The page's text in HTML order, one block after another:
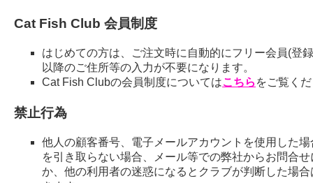
Cat Fish Club 会員制度
はじめての方は、ご注文時に自動的にフリー会員(登
以降のご住所等の入力が不要になります。
Cat Fish Clubの会員制度についてはこちら をご覧く
禁止行為
他人の顧客番号、電子メールアカウントを使用した
を引き取らない場合、メール等での弊社からお問合
か、他の利用者の迷惑になるとクラブが判断した場